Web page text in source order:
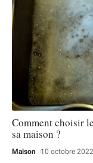
Comment choisir
sa maison ?
Maison 10 octobre 2022